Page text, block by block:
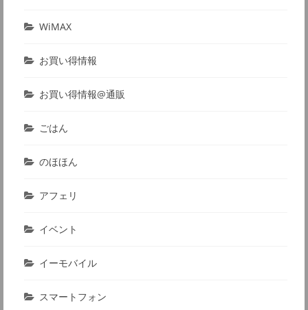
WiMAX
お買い得情報
お買い得情報@通販
ごはん
のほほん
アフェリ
イベント
イーモバイル
スマートフォン